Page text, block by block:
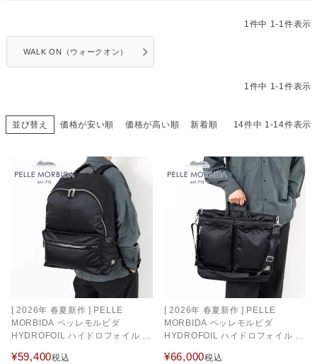
1件中 1-1件表示
WALK ON（ウォークオン）
1件中 1-1件表示
並び替え 価格が安い順 価格が高い順 新着順 14件中 1-14件表示
[ 2026年 春夏新作 ] PELLE
MORBIDA ペッレモルビダ
HYDROFOIL ハイドロフォイル バ
¥59,400税込
[ 2026年 春夏新作 ] PELLE
MORBIDA ペッレモルビダ
HYDROFOIL ハイドロフォイル ヘ
¥66,000税込